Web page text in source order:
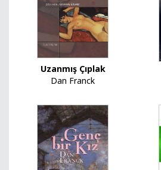
Uzanmış Çıplak
Dan Franck